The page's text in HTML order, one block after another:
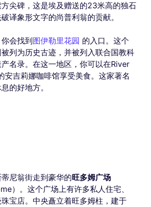
尖碑，这是埃及赠送的23米高的独石
译象形文字的尚普利翁的贡献。
会找到图伊勒里花园 的入口。这个
列为历史古迹，并被列入联合国教科
名录。在这一地区，你可以在River
安吉莉娜咖啡馆享受美食。这家著名
的好地方。
尼翁街走到豪华的旺多姆广场
）。这个广场上有许多私人住宅、
宝店。中央矗立着旺多姆柱，建于